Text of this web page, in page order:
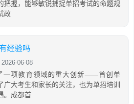
把握，能够敏锐捕捉单招考试的命题规
政
经验吗
06-08
一项教育领域的重大创新——首创单
广大考生和家长的关注，也为单招培训
。成都首